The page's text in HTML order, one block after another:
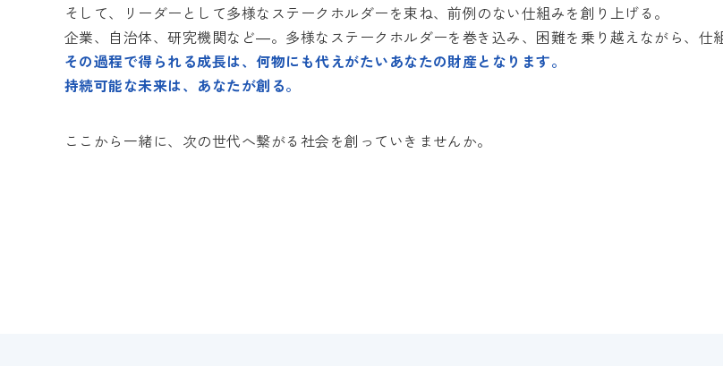
そして、リーダーとして多様なステークホルダーを束ね、前例のない仕組みを創り上げる。
企業、自治体、研究機関など―。多様なステークホルダーを巻き込み、困難を乗り越えながら、仕
その過程で得られる成長は、何物にも代えがたいあなたの財産となります。
持続可能な未来は、あなたが創る。
ここから一緒に、次の世代へ繋がる社会を創っていきませんか。